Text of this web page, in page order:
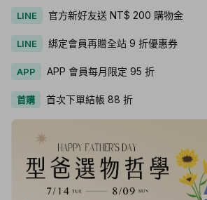
LINE 官方新好友送 NT$ 200 購物金
LINE 綁定會員再贈全站 9 折優惠券
APP APP 會員每月限定 95 折
首購 首次下單結帳 88 折